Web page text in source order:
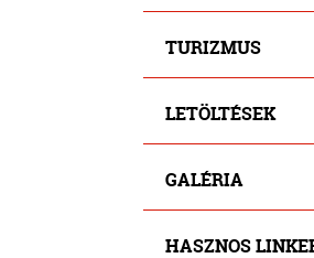
TURIZMUS
LETÖLTÉSEK
GALÉRIA
HASZNOS